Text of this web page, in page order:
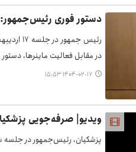
دستور فوری رئیس‌جمهور:
رئیس
در مقابل فعالیت ماینرها،
۱۴۰۴-۰۲-۱۷ ۱۵:۵۳
ویدیو| صرفه‌جویی
پزشکیان، رئیس‌جمهور در جلسه